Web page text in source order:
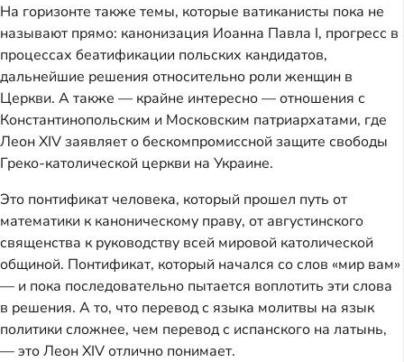
На горизонте также темы, которые ватиканисты пока не
называют прямо: канонизация Иоанна Павла I, прогресс в
процессах беатификации польских кандидатов,
дальнейшие решения относительно роли женщин в
Церкви. А также — крайне интересно — отношения с
Константинопольским и Московским патриархатами, где
Леон XIV заявляет о бескомпромиссной защите свободы
Греко-католической церкви на Украине.
Это понтификат человека, который прошел путь от
математики к каноническому праву, от августинского
священства к руководству всей мировой католической
общиной. Понтификат, который начался со слов «мир вам»
— и пока последовательно пытается воплотить эти слова
в решения. А то, что перевод с языка молитвы на язык
политики сложнее, чем перевод с испанского на латынь,
— это Леон XIV отлично понимает.